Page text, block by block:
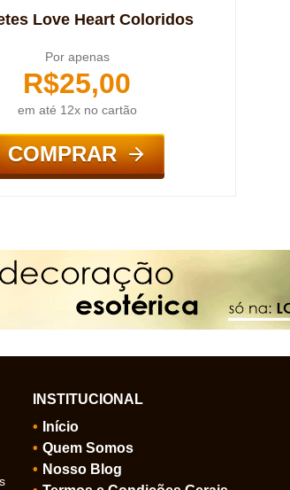
Love Heart Coloridos
Por apenas
R$25,00
em até 12x no cartão
COMPRAR
INSTITUCIONAL
Início
Quem Somos
Nosso Blog